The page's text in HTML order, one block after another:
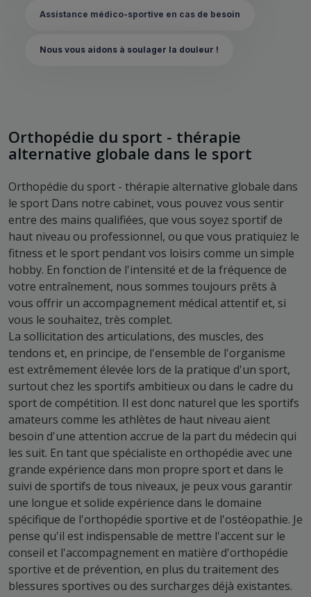
Assistance médico-sportive en cas de besoin
Nous vous aidons à soulager la douleur !
Orthopédie du sport - thérapie
alternative globale dans le sport
Orthopédie du sport - thérapie alternative globale dans
le sport Dans notre cabinet, vous pouvez vous sentir
entre des mains qualifiées, que vous soyez sportif de
haut niveau ou professionnel, ou que vous pratiquiez le
fitness et le sport pendant vos loisirs comme un simple
hobby. En fonction de l'intensité et de la fréquence de
votre entraînement, nous sommes toujours prêts à
vous offrir un accompagnement médical attentif et, si
vous le souhaitez, très complet.
La sollicitation des articulations, des muscles, des
tendons et, en principe, de l'ensemble de l'organisme
est extrêmement élevée lors de la pratique d'un sport,
surtout chez les sportifs ambitieux ou dans le cadre du
sport de compétition. Il est donc naturel que les sportifs
amateurs comme les athlètes de haut niveau aient
besoin d'une attention accrue de la part du médecin qui
les suit. En tant que spécialiste en orthopédie avec une
grande expérience dans mon propre sport et dans le
suivi de sportifs de tous niveaux, je peux vous garantir
une longue et solide expérience dans le domaine
spécifique de l'orthopédie sportive et de l'ostéopathie. Je
pense qu'il est indispensable de mettre l'accent sur le
conseil et l'accompagnement en matière d'orthopédie
sportive et de prévention, en plus du traitement des
blessures sportives ou des surcharges déjà existantes.